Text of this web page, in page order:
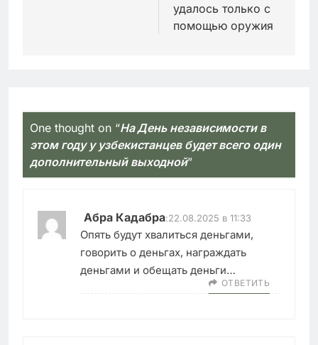
удалось только с
помощью оружия
One thought on “На День независимости в
этом году у узбекистанцев будет всего один
дополнительный выходной”
Абра Кадабра:22.08.2025 в 11:33
Опять будут хвалиться деньгами,
говорить о деньгах, награждать
деньгами и обещать деньги…
ОТВЕТИТЬ